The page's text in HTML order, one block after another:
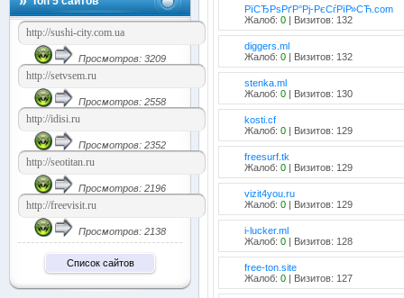
Просмотров: 3209
Просмотров: 2558
Просмотров: 2352
Просмотров: 2196
Просмотров: 2138
Список сайтов
РїСЂРѕРґР°Рј-РєСѓРїР»СЋ.com
Жалоб: 0 | Визитов: 132
diggers.ml
Жалоб: 0 | Визитов: 132
stenka.ml
Жалоб: 0 | Визитов: 130
kosti.cf
Жалоб: 0 | Визитов: 129
freesurf.tk
Жалоб: 0 | Визитов: 129
vizit4you.ru
Жалоб: 0 | Визитов: 129
i-lucker.ml
Жалоб: 0 | Визитов: 128
free-ton.site
Жалоб: 0 | Визитов: 127